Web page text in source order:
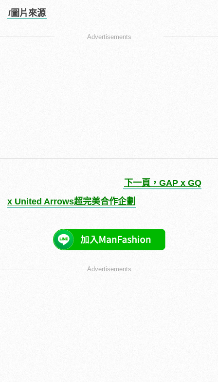
/圖片來源
Advertisements
下一頁，GAP x GQ
x United Arrows超完美合作企劃
Advertisements